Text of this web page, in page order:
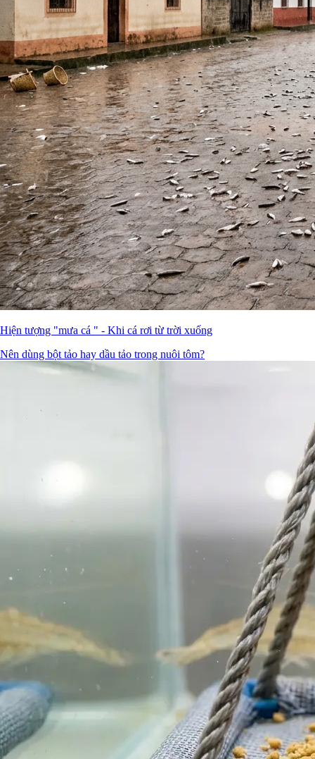
Hiện tượng "mưa cá " - Khi cá rơi từ trời xuống
Nên dùng bột tảo hay dầu tảo trong nuôi tôm?